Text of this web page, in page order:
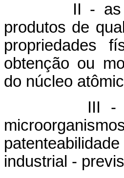
II - as
produtos de
propriedades
obtenção ou
do núcleo
III -
industrial -